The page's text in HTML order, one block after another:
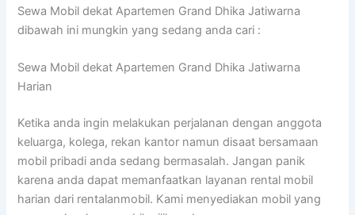
Sewa Mobil dekat Apartemen Grand Dhika Jatiwarna
dibawah ini mungkin yang sedang anda cari :
Sewa Mobil dekat Apartemen Grand Dhika Jatiwarna
Harian
Ketika anda ingin melakukan perjalanan dengan anggota
keluarga, kolega, rekan kantor namun disaat bersamaan
mobil pribadi anda sedang bermasalah. Jangan panik
karena anda dapat memanfaatkan layanan rental mobil
harian dari rentalanmobil. Kami menyediakan mobil yang